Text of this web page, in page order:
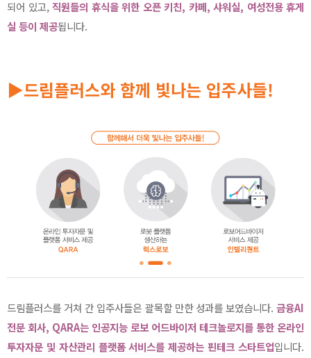
되어 있고, 직원들의 휴식을 위한 오픈 키친, 카페, 샤워실, 여성전용 휴게
실 등이 제공됩니다.
▶드림플러스와 함께 빛나는 입주사들!
드림플러스를 거쳐 간 입주사들은 괄목할 만한 성과를 보였습니다. 금융AI
전문 회사, QARA는 인공지능 로보 어드바이저 테크놀로지를 통한 온라인
투자자문 및 자산관리 플랫폼 서비스를 제공하는 핀테크 스타트업입니다.